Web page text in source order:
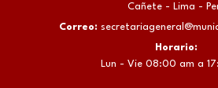
Cañete - Lima -
Correo:
Horario:
Lun - Vie 08:00 am a